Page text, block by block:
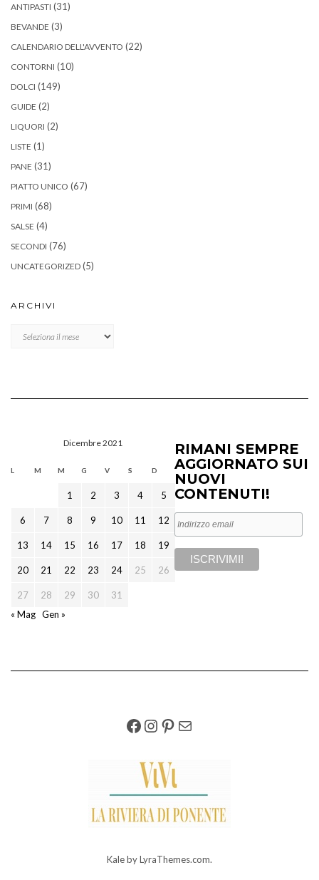
ANTIPASTI (31)
BEVANDE (3)
CALENDARIO DELL'AVVENTO (22)
CONTORNI (10)
DOLCI (149)
GUIDE (2)
LIQUORI (2)
LISTE (1)
PANE (31)
PIATTO UNICO (67)
PRIMI (68)
SALSE (4)
SECONDI (76)
UNCATEGORIZED (5)
ARCHIVI
Dicembre 2021
L M M G V S D
1 2 3 4 5
6 7 8 9 10 11 12
13 14 15 16 17 18 19
20 21 22 23 24 25 26
27 28 29 30
31
« Mag Gen »
RIMANI SEMPRE
AGGIORNATO SUI
NUOVI
CONTENUTI!
FACEBOOK
INSTAGRAM
PINTEREST
EMAIL
Kaleby LyraThemes.com.